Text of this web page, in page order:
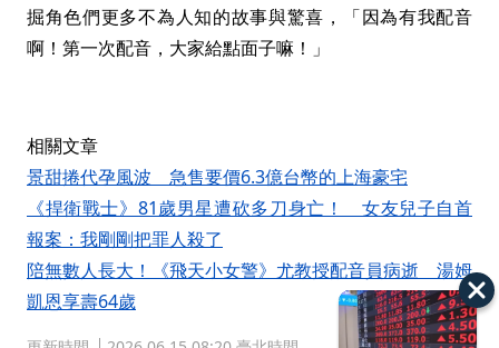
掘角色們更多不為人知的故事與驚喜，「因為有我配音
啊！第一次配音，大家給點面子嘛！」
相關文章
景甜捲代孕風波 急售要價6.3億台幣的上海豪宅
《捍衛戰士》81歲男星遭砍多刀身亡！ 女友兒子自首
報案：我剛剛把罪人殺了
陪無數人長大！《飛天小女警》尤教授配音員病逝 湯姆
凱恩享壽64歲